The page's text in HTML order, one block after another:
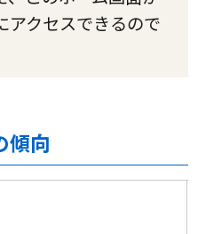
アクセスできるので
傾向